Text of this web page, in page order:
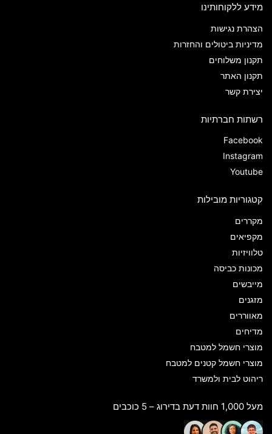
מידע ללקוחותינו
הצהרת נגישות
מדיניות ביטולים והחזרות
תקנון משלוחים
תקנון האתר
יצירת קשר
רשתות חברתיות
Facebook
Instagram
Youtube
קטגוריות מובילות
מקררים
מקפיאים
טלוויזיות
מכונות כביסה
מייבשים
מזגנים
מאווררים
מדיחים
מוצרי חשמל למטבח
מוצרי חשמל קטנים למטבח
ריהוט לבית ולמשרד
מעל 1,000 חוות דעת בדירוג – 5 כוכבים